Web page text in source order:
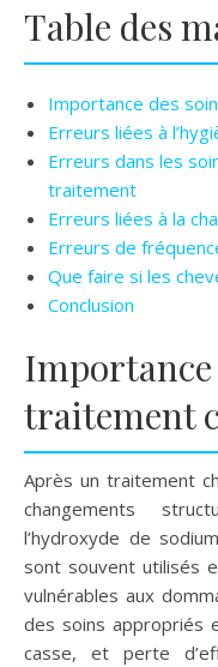
Table des
Importance des
Erreurs liées à
Erreurs dans les
traitement
Erreurs liées à la
Erreurs de
Que faire si les
Conclusion
Importance
traitement
Après un traitement
changements
l’hydroxyde de
sont souvent utilisés
vulnérables aux
des soins appropriés
casse, et perte